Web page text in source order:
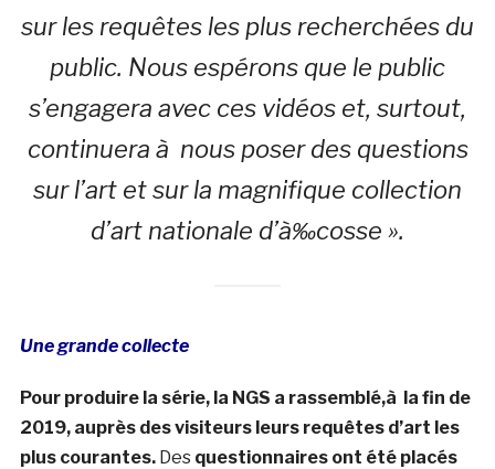
sur les requêtes les plus recherchées du
public. Nous espérons que le public
s’engagera avec ces vidéos et, surtout,
continuera à nous poser des questions
sur l’art et sur la magnifique collection
d’art nationale d’à‰cosse ».
Une grande collecte
Pour produire la série, la NGS a rassemblé,à la fin de
2019, auprès des visiteurs leurs requêtes d’art les
plus courantes.Des questionnaires ont été placés